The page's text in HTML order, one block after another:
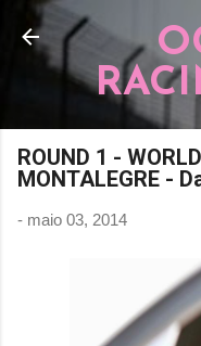
Pular
ROUND 1 -
MONTALEGRE -
- maio 03, 2014